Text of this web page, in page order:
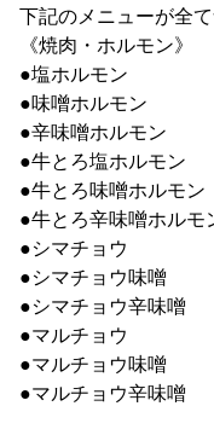
下記のメニューが全て
《焼肉・ホルモン》
●塩ホルモン
●味噌ホルモン
●辛味噌ホルモン
●牛とろ塩ホルモン
●牛とろ味噌ホルモン
●牛とろ辛味噌ホルモ
●シマチョウ
●シマチョウ味噌
●シマチョウ辛味噌
●マルチョウ
●マルチョウ味噌
●マルチョウ辛味噌